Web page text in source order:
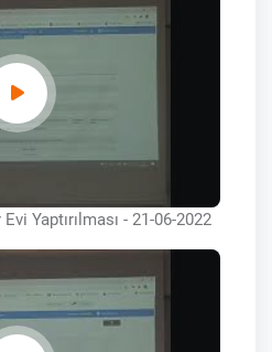
Yaptırılması - 21-06-2022